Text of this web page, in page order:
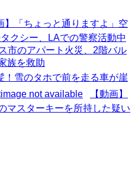
】「ちょっと通りますよ」空
クシー、LAでの警察活動中
市のアパート火災、2階バル
族を救助
！雪のタホで前を走る車が崖
【動画】
マスターキーを所持した疑い